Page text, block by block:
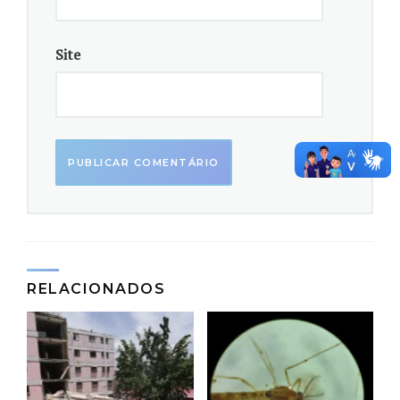
GALERIA |Veja imagens da Ilha no Atlântico Sul
Tartarugas, localizado na Ilha da Trindade. Foto: Fernanda
Avelar Santos
Os plastiglomerados, análogos às rochas
sedimentares, foram relatados pela primeira vez no
Site
RELACIONADOS